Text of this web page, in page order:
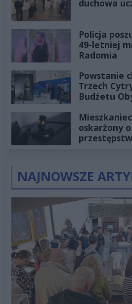
duchowa
Policja
49-letniej
Radomia
Powstanie
Trzech
Budżetu
oskarżony
NAJNOWSZE